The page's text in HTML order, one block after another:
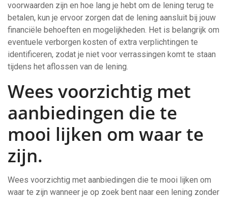
voorwaarden zijn en hoe lang je hebt om de lening terug te
betalen, kun je ervoor zorgen dat de lening aansluit bij jouw
financiële behoeften en mogelijkheden. Het is belangrijk om
eventuele verborgen kosten of extra verplichtingen te
identificeren, zodat je niet voor verrassingen komt te staan
tijdens het aflossen van de lening.
Wees voorzichtig met
aanbiedingen die te
mooi lijken om waar te
zijn.
Wees voorzichtig met aanbiedingen die te mooi lijken om
waar te zijn wanneer je op zoek bent naar een lening zonder